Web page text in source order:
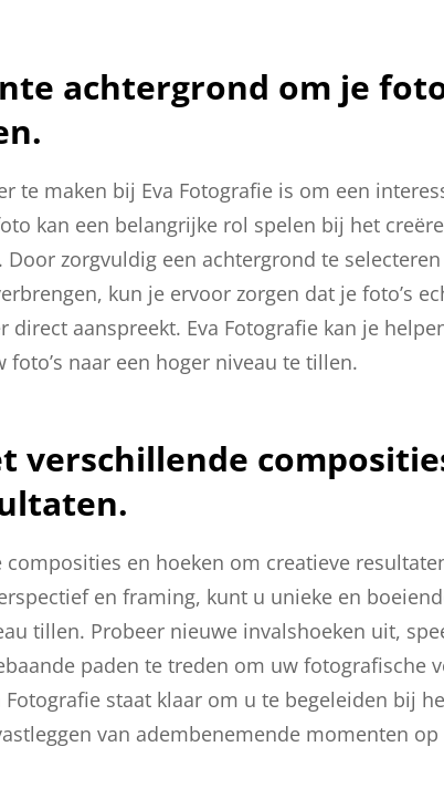
achtergrond om je
te maken bij Eva Fotografie is om een
kan een belangrijke rol spelen bij het
zorgvuldig een achtergrond te
kun je ervoor zorgen dat je foto’s
direct aanspreekt. Eva Fotografie kan je
naar een hoger niveau te tillen.
verschillende
en hoeken om creatieve
en framing, kunt u unieke en
tillen. Probeer nieuwe invalshoeken uit,
paden te treden om uw fotografische
staat klaar om u te begeleiden bij
van adembenemende momenten op